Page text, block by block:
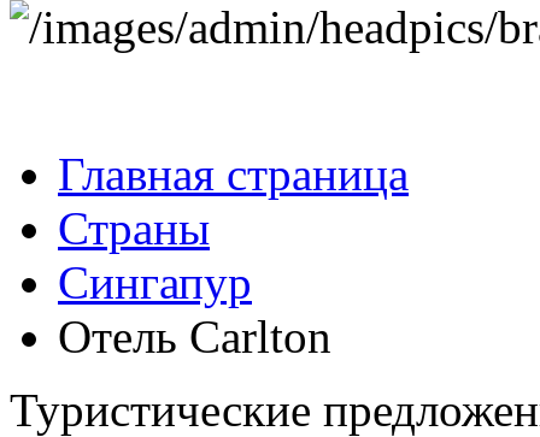
Главная страница
Страны
Сингапур
Отель Carlton
Туристические